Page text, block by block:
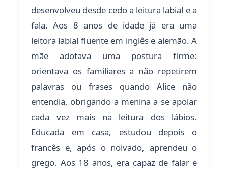
desenvolveu desde cedo a leitura labial e a
fala. Aos 8 anos de idade já era uma
leitora labial fluente em inglês e alemão. A
mãe adotava uma postura firme:
orientava os familiares a não repetirem
palavras ou frases quando Alice não
entendia, obrigando a menina a se apoiar
cada vez mais na leitura dos lábios.
Educada em casa, estudou depois o
francês e, após o noivado, aprendeu o
grego. Aos 18 anos, era capaz de falar e